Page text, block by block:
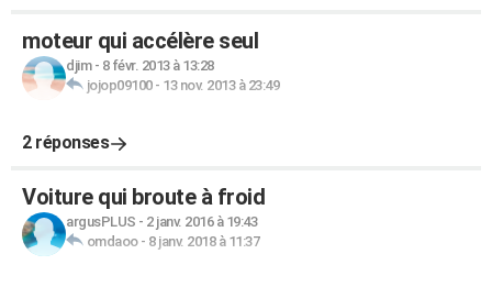
moteur qui accélère seul
djim- 8 févr. 2013 à 13:28
jojop09100- 13 nov. 2013 à 23:49
2 réponses
Voiture qui broute à froid
argusPLUS - 2 janv. 2016 à 19:43
omdaoo- 8 janv. 2018 à 11:37